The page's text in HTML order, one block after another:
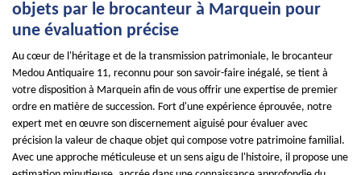
objets par le brocanteur à Marquein pour
une évaluation précise
Au cœur de l'héritage et de la transmission patrimoniale, le brocanteur
Medou Antiquaire 11, reconnu pour son savoir-faire inégalé, se tient à
votre disposition à Marquein afin de vous offrir une expertise de premier
ordre en matière de succession. Fort d'une expérience éprouvée, notre
expert met en œuvre son discernement aiguisé pour évaluer avec
précision la valeur de chaque objet qui compose votre patrimoine familial.
Avec une approche méticuleuse et un sens aigu de l'histoire, il propose une